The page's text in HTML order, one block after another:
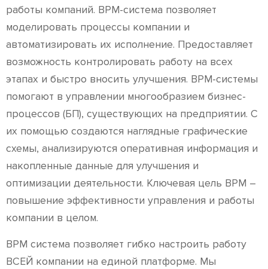
работы компаний. BPM-система позволяет
моделировать процессы компании и
автоматизировать их исполнение. Предоставляет
возможность контролировать работу на всех
этапах и быстро вносить улучшения. BPM-системы
помогают в управлении многообразием бизнес-
процессов (БП), существующих на предприятии. С
их помощью создаются наглядные графические
схемы, анализируются оперативная информация и
накопленные данные для улучшения и
оптимизации деятельности. Ключевая цель BPM –
повышение эффективности управления и работы
компании в целом.
BPM система позволяет гибко настроить работу
ВСЕЙ компании на единой платформе. Мы